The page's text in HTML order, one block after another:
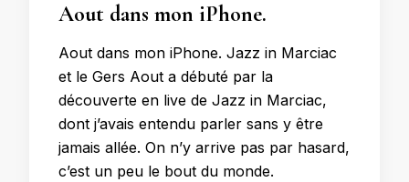
Aout dans mon iPhone.
Aout dans mon iPhone. Jazz in Marciac
et le Gers Aout a débuté par la
découverte en live de Jazz in Marciac,
dont j’avais entendu parler sans y être
jamais allée. On n’y arrive pas par hasard,
c’est un peu le bout du monde.